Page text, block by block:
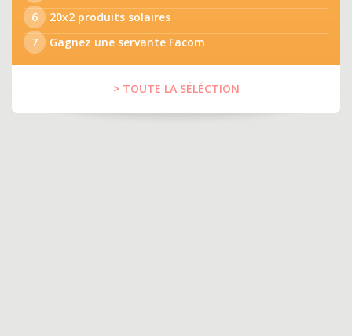
6
20x2 produits solaires
7
Gagnez une servante Facom
> TOUTE LA SÉLÉCTION